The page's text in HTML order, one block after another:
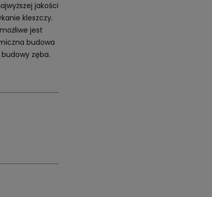
jakości
kleszczy.
jest
budowa
zęba.